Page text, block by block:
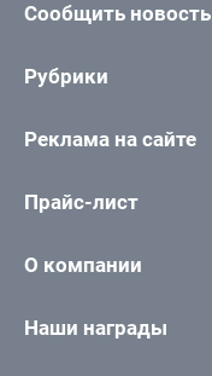
Сообщить новость
Рубрики
Реклама на сайте
Прайс-лист
О компании
Наши награды